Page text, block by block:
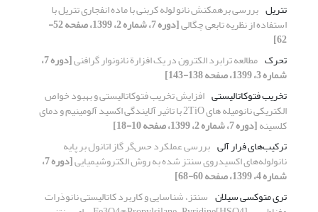
تتریل بررسی برهمکنش نانو لوله کربنی با ماده انفجاری تتریل با
استفاده از نظریه تابعی چگالی [دوره 7، شماره 2، 1399، صفحه 52-
62]
تحرک مطالعه ترابرد الکترون در یک افزارة نانونوار گرافنی [دوره 7،
شماره 3، 1399، صفحه 138-143]
تخریب فتوکاتالیستی افزایش تخریب فتوکاتالیستی و بهبود خواص
الکتریکی نانومیله های 2TiO با تاثیر آلایندگی اکسید آلومینیم و دمای
کلسینه[دوره 7، شماره 2، 1399، صفحه 10-18]
ترکیب‌های فرار آلی بررسی عملکرد حس‌گر گاز اتانول بر پایه
نانولوله‌های اکسیدروی سنتز شده به روش الکتروشیمیایی [دوره 7،
شماره 4، 1399، صفحه 60-68]
تری متوکسی سیلان سنتز، شناسایی و کاربرد کاتالیستی نانوذرات